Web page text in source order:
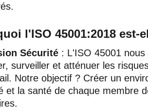
l'ISO 45001:2018 est-
Sécurité : L'ISO 45001
surveiller et atténuer les
Notre objectif ? Créer un
et la santé de chaque membre